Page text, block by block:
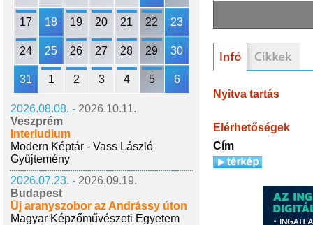
17 18 19 20 21 22 23
24 25 26 27 28 29 30
31 1 2 3 4 5 6
2026.08.08. - 2026.10.11.
Veszprém
Interludium
Modern Képtár - Vass László
Gyűjtemény
2026.07.23. - 2026.09.19.
Budapest
Új aranyszobor az Andrássy úton
Magyar Képzőművészeti Egyetem
Nyitva tartás
Elérhetőségek
Cím